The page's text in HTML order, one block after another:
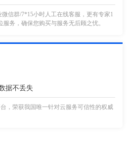
信群/7*15小时人工在线客服，更有专家1
务，确保您购买与服务无后顾之忧。
据不丢失
，荣获我国唯一针对云服务可信性的权威